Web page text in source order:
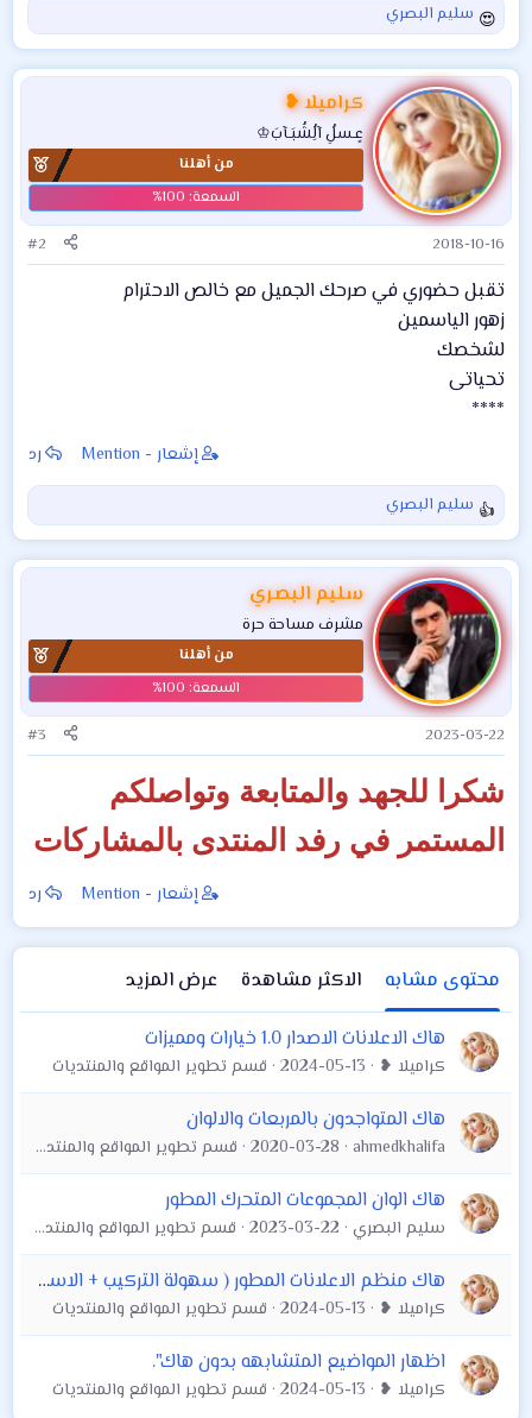
ا
ل
ت
ف
ا
ع
ل
ا
ت
:
سليم البصري
كراميلا ❥
عٍـسلُِ آلُِشُبَـآبَ♔
من أهلنا
2018-10-16
#2
تقبل حضوري في صرحك الجميل مع خالص الاحترام
زهور الياسمين
لشخصك
تحياتى
****
إشعار - Mention رد
ا
ل
ت
ف
ا
ع
ل
ا
ت
:
سليم البصري
سليم البصري
مشرف مساحة حرة
من أهلنا
2023-03-22
#3
شكرا للجهد والمتابعة وتواصلكم
المستمر في رفد المنتدى بالمشاركات
إشعار - Mention رد
محتوى مشابه الاكثر مشاهدة
عرض المزيد
هاك الاعلانات الاصدار 1.0 خيارات ومميزات
كراميلا ❥ 2024-05-13 قسم تطوير المواقع والمنتديات
هاك المتواجدون بالمربعات والالوان
ahmedkhalifa
2020-03-28 قسم تطوير المواقع والمنتديات
هاك الوان المجموعات المتحرك المطور
سليم البصري 2023-03-22 قسم تطوير المواقع والمنتديات
هاك منظم الاعلانات المطور ( سهولة التركيب + الاستخدام )
كراميلا ❥ 2024-05-13 قسم تطوير المواقع والمنتديات
اظهار المواضيع المتشابهه بدون هاك".
كراميلا ❥ 2024-05-13 قسم تطوير المواقع والمنتديات